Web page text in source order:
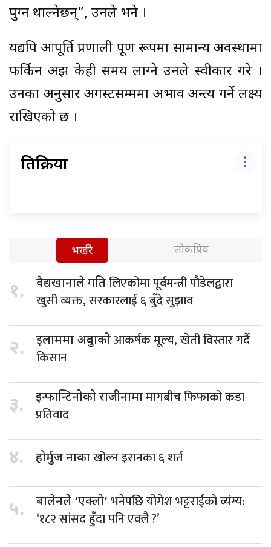
पुग्न थाल्नेछन्”, उनले भने ।
यद्यपि आपूर्ति प्रणाली पूर्ण रूपमा सामान्य अवस्थामा
फर्किन अझ केही समय लाग्ने उनले स्वीकार गरे ।
उनका अनुसार अगस्टसम्ममा अभाव अन्त्य गर्ने लक्ष्य
राखिएको छ ।
प्रतिक्रिया
भर्खरै लोकप्रिय
१. वैद्यखानाले गतिलिएकोमा पूर्वमन्त्री पौडेलद्वारा
खुसी व्यक्त, सरकारलाई ६ बुँदे सुझाव
२. इलाममा अदुवाकोआकर्षक मूल्य, खेती विस्तार गर्दै
किसान
३. इन्फान्टिनोको राजीनामामागबीच फिफाको कडा
प्रतिवाद
४. होर्मुज नाकाखोल्न इरानका ६ शर्त
५. बालेनले ‘एक्लो’ भनेपछि योगेश भट्टराईको व्यंग्य:
‘१८२ सांसद हुँदा पनि एक्लै ?’